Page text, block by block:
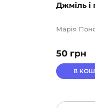
Джміль і
50 грн
Марія
В